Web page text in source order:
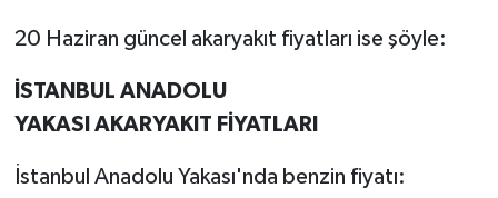
20 Haziran güncel akaryakıt fiyatları ise şöyle:
İSTANBUL ANADOLU
YAKASI AKARYAKIT FİYATLARI
İstanbul Anadolu Yakası'nda benzin fiyatı: